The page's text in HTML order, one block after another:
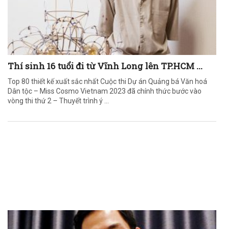
Thí sinh 16 tuổi đi từ Vĩnh Long lên TP.HCM ...
Top 80 thiết kế xuất sắc nhất Cuộc thi Dự án Quảng bá Văn hoá
Dân tộc – Miss Cosmo Vietnam 2023 đã chính thức bước vào
vòng thi thứ 2 – Thuyết trình ý ...